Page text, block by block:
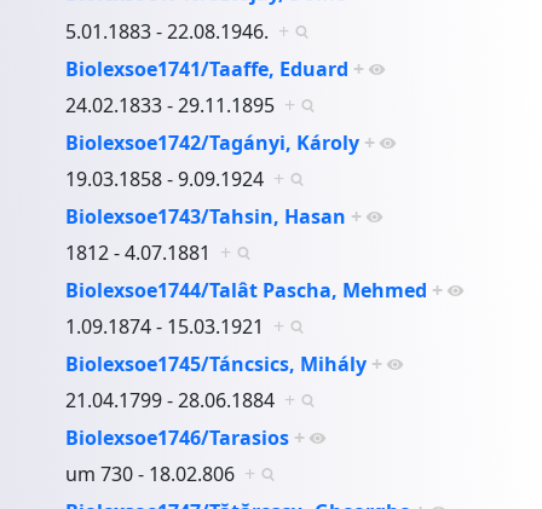
5.01.1883 - 22.08.1946. +
Biolexsoe1741/Taaffe, Eduard +
24.02.1833 - 29.11.1895 +
Biolexsoe1742/Tagányi, Károly +
19.03.1858 - 9.09.1924 +
Biolexsoe1743/Tahsin, Hasan +
1812 - 4.07.1881 +
Biolexsoe1744/Talât Pascha, Mehmed +
1.09.1874 - 15.03.1921 +
Biolexsoe1745/Táncsics, Mihály +
21.04.1799 - 28.06.1884 +
Biolexsoe1746/Tarasios +
um 730 - 18.02.806 +